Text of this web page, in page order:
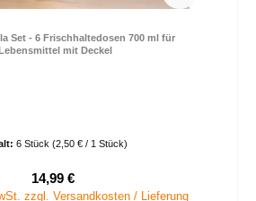
Set - 6 Frischhaltedosen 700 ml für
mit Deckel
6 Stück (2,50 € / 1 Stück)
Verkaufspreis:
14,99 €
zzgl. Versandkosten / Lieferung